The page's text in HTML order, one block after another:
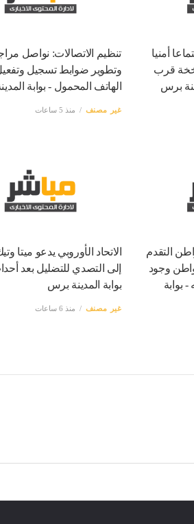
أمنيا
قرب
برس
تنظيم الاتصالات: نواصل
وتطوير ضوابط تسجيل
الهاتف المحمول - بوابة
غير مصنف منذ 5 ساعات
التقدم
وجود
الاتحاد الأوروبي يدعو ميتا
إلى التصدي للتضليل بعد
بوابة المدينة برس
غير مصنف منذ 6 ساعات